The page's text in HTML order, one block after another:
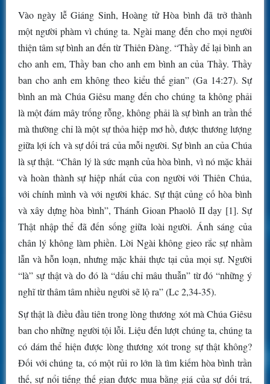
Vào ngày lễ Giáng Sinh, Hoàng tử Hòa bình đã trở thành
một người phàm vì chúng ta. Ngài mang đến cho mọi người
thiện tâm sự bình an đến từ Thiên Đàng. “Thầy để lại bình an
cho anh em, Thầy ban cho anh em bình an của Thầy. Thầy
ban cho anh em không theo kiểu thế gian” (Ga 14:27). Sự
bình an mà Chúa Giêsu mang đến cho chúng ta không phải
là một đám mây trống rỗng, không phải là sự bình an trần thế
mà thường chỉ là một sự thỏa hiệp mơ hồ, được thương lượng
giữa lợi ích và sự dối trá của mỗi người. Sự bình an của Chúa
là sự thật. “Chân lý là sức mạnh của hòa bình, vì nó mặc khải
và hoàn thành sự hiệp nhất của con người với Thiên Chúa,
với chính mình và với người khác. Sự thật củng cố hòa bình
và xây dựng hòa bình”, Thánh Gioan Phaolô II dạy [1]. Sự
Thật nhập thể đã đến sống giữa loài người. Ánh sáng của
chân lý không làm phiền. Lời Ngài không gieo rắc sự nhầm
lẫn và hỗn loạn, nhưng mặc khải thực tại của mọi sự. Người
“là” sự thật và do đó là “dấu chỉ mâu thuẫn” từ đó “những ý
nghĩ từ thâm tâm nhiều người sẽ lộ ra” (Lc 2,34-35).
Sự thật là điều đầu tiên trong lòng thương xót mà Chúa Giêsu
ban cho những người tội lỗi. Liệu đến lượt chúng ta, chúng ta
có dám thể hiện được lòng thương xót trong sự thật không?
Đối với chúng ta, có một rủi ro lớn là tìm kiếm hòa bình trần
thế, sự nổi tiếng thế gian được mua bằng giá của sự dối trá,